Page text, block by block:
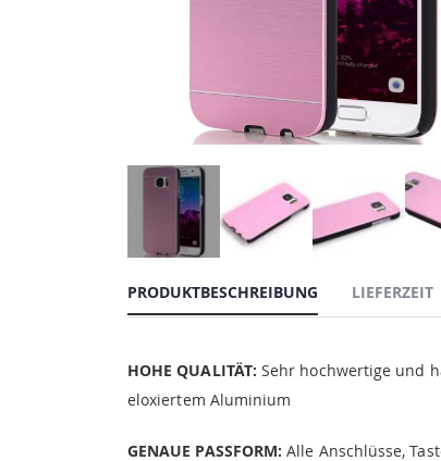
PRODUKTBESCHREIBUNG
HOHE QUALITÄT: Sehr hochwertige und
eloxiertem Aluminium
GENAUE PASSFORM: Alle Anschlüsse,
LIEFERZEIT